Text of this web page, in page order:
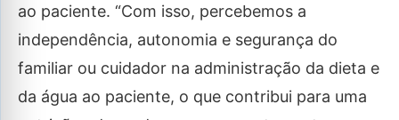
ao paciente. “Com isso, percebemos a
independência, autonomia e segurança do
familiar ou cuidador na administração da dieta e
da água ao paciente, o que contribui para uma